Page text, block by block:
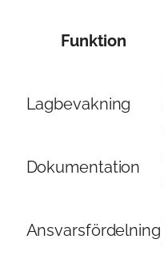
Funktion
Lagbevakning
Dokumentation
Ansvarsfördelning